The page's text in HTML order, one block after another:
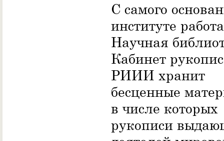
С самого
институте
Научная
Кабинет
РИИИ хранит
бесценные
в числе которых
рукописи